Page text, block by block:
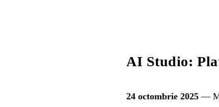
AI Studio:
24 octombrie 2025 —